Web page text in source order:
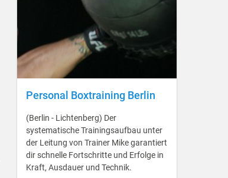
Personal Boxtraining Berlin
(Berlin - Lichtenberg) Der
systematische Trainingsaufbau unter
der Leitung von Trainer Mike garantiert
dir schnelle Fortschritte und Erfolge in
Kraft, Ausdauer und Technik.